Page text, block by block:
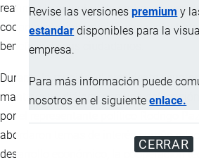
Revise las versionespremium y
estandar disponibles para la
empresa.
Para más información puede
nosotros en el siguienteenlace.
CERRAR
reafirmó la voluntad de ambos países
cooperación, integración regional y
beneficio de sus ciudadanos.
Durante la reunión, el presidente
mantuvo un diálogo con una
por el representante político Rodrigo
abordaron temas de interés común
desarrollo económico, la cooperación